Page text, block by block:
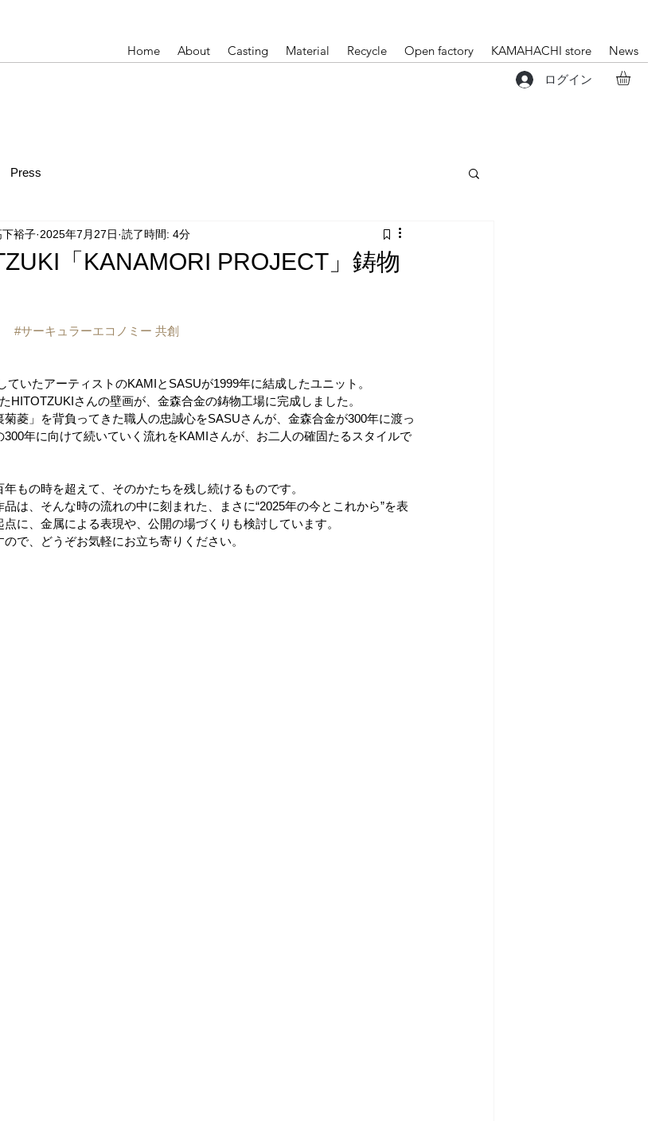
Home About Casting Material Recycle Open factory KAMAHACHI store News
ログイン
Press
「KANAMORI PROJECT」鋳物
裕子 2025年7月27日 読了時間: 4分
#サーキュラーエコノミー 共創
いたアーティストのKAMIとSASUが1999年に結成したユニット。
HITOTZUKIさんの壁画が、金森合金の鋳物工場に完成しました。
菱」を背負ってきた職人の忠誠心をSASUさんが、金森合金が300年に渡っ
年に向けて続いていく流れをKAMIさんが、お二人の確固たるスタイルで
もの時を超えて、そのかたちを残し続けるものです。
は、そんな時の流れの中に刻まれた、まさに“2025年の今とこれから”を表
に、金属による表現や、公開の場づくりも検討しています。
で、どうぞお気軽にお立ち寄りください。